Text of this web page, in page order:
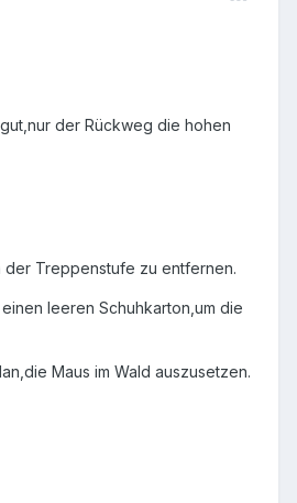
der Rückweg die hohen
Treppenstufe zu entfernen.
leeren Schuhkarton,um die
Maus im Wald auszusetzen.